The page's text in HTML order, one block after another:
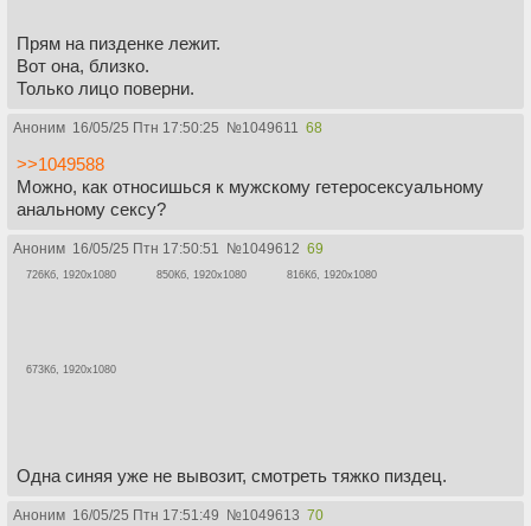
Прям на пизденке лежит.
Вот она, близко.
Только лицо поверни.
Аноним 16/05/25 Птн 17:50:25 №1049611 68
>>1049588
Можно, как относишься к мужскому гетеросексуальному
анальному сексу?
Аноним 16/05/25 Птн 17:50:51 №1049612 69
726Кб, 1920x1080 850Кб, 1920x1080 816Кб, 1920x1080
673Кб, 1920x1080
Одна синяя уже не вывозит, смотреть тяжко пиздец.
Аноним 16/05/25 Птн 17:51:49 №1049613 70